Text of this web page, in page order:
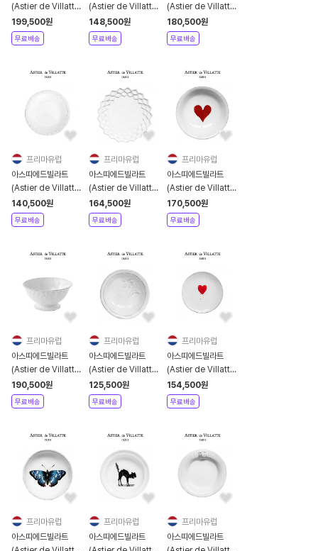
(Astier de Villatte)
Alexandre Pot [관
부가세포함]
199,500원
무료배송
(Astier de Villatte)
Heart Kite Small
Dish [관부가세포함]
148,500원
무료배송
(Astier de Villatte)
Heart Dish [관부가
세포함]
180,500원
무료배송
프리마유럽
아스띠에드빌라트
(Astier de Villatte)
Grecque Saucer
[관부가세포함]
140,500원
무료배송
프리마유럽
아스띠에드빌라트
(Astier de Villatte)
Large Cube
Saucer [관부가세포
함]
164,500원
무료배송
프리마유럽
아스띠에드빌라트
(Astier de Villatte)
Red Heart Dish [관
부가세포함]
170,500원
무료배송
프리마유럽
아스띠에드빌라트
(Astier de Villatte)
Nathalie Bowl [관
부가세포함]
190,500원
무료배송
프리마유럽
아스띠에드빌라트
(Astier de Villatte)
Fleurs Saucer [관
부가세포함]
125,500원
무료배송
프리마유럽
아스띠에드빌라트
(Astier de Villatte)
Crying Heart
Saucer [관부가세포
함]
154,500원
무료배송
프리마유럽
아스띠에드빌라트
프리마유럽
아스띠에드빌라트
프리마유럽
아스띠에드빌라트